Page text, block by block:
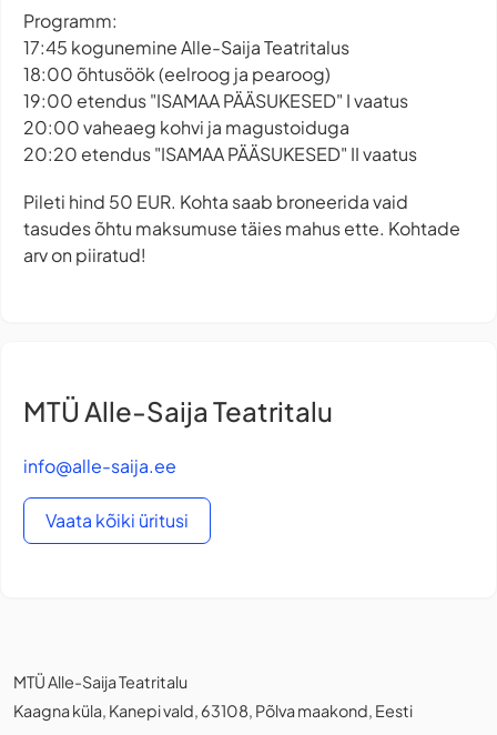
Programm:
17:45 kogunemine Alle-Saija Teatritalus
18:00 õhtusöök (eelroog ja pearoog)
19:00 etendus "ISAMAA PÄÄSUKESED" I vaatus
20:00 vaheaeg kohvi ja magustoiduga
20:20 etendus "ISAMAA PÄÄSUKESED" II vaatus
Pileti hind 50 EUR. Kohta saab broneerida vaid
tasudes õhtu maksumuse täies mahus ette. Kohtade
arv on piiratud!
MTÜ Alle-Saija Teatritalu
info@alle-saija.ee
Vaata kõiki üritusi
MTÜ Alle-Saija Teatritalu
Kaagna küla, Kanepi vald, 63108, Põlva maakond, Eesti